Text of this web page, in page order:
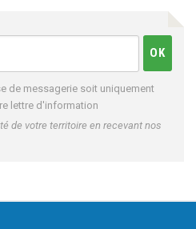
de messagerie soit uniquement
lettre d'information
de votre territoire en recevant nos